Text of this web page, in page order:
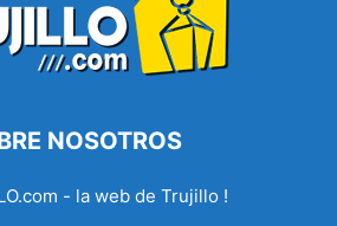
NOSOTROS
- la web de Trujillo !